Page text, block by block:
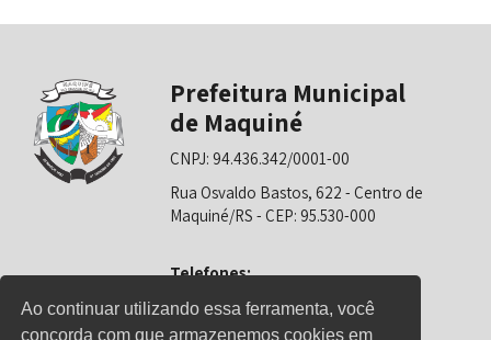
Ao continuar utilizando essa ferramenta, você
concorda com que armazenemos cookies em
Prefeitura Municipal
de Maquiné
CNPJ: 94.436.342/0001-00
Rua Osvaldo Bastos, 622 - Centro de
Maquiné/RS - CEP: 95.530-000
Telefones:
0800-6281325 (Prefeitura)